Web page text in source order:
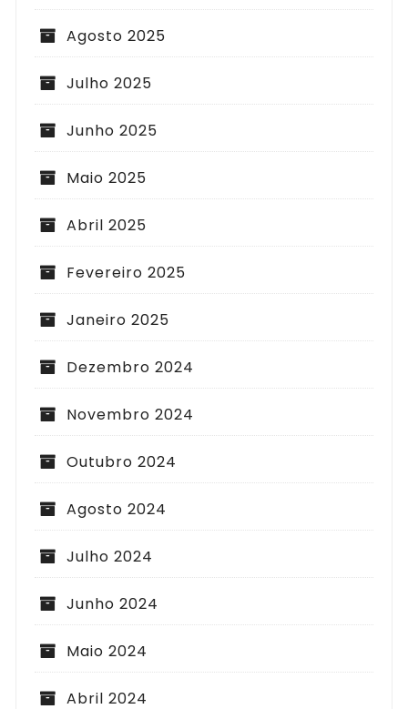
Agosto 2025
Julho 2025
Junho 2025
Maio 2025
Abril 2025
Fevereiro 2025
Janeiro 2025
Dezembro 2024
Novembro 2024
Outubro 2024
Agosto 2024
Julho 2024
Junho 2024
Maio 2024
Abril 2024